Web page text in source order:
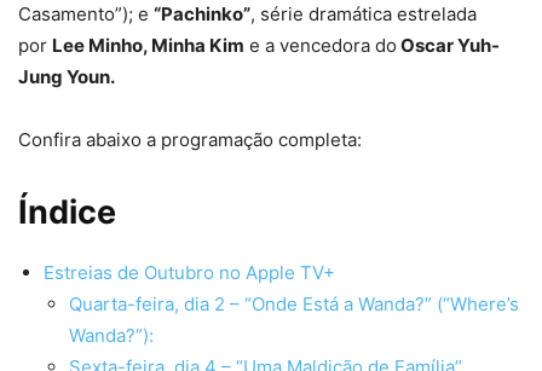
Casamento”); e “Pachinko”, série dramática estrelada
por Lee Minho, Minha Kim e a vencedora do Oscar Yuh-
Jung Youn.
Confira abaixo a programação completa:
Índice
Estreias de Outubro no Apple TV+
Quarta-feira, dia 2 – “Onde Está a Wanda?” (“Where’s
Wanda?”):